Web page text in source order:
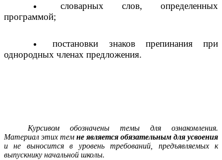
словарных слов, определенных
программой;
постановки знаков препинания при
однородных членах предложения.
Курсивом обозначены темы для ознакомления.
Материал этих тем не является обязательным для усвоения
и не выносится в уровень требований, предъявляемых к
выпускнику начальной школы.